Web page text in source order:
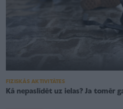
FIZISKĀS AKTIVITĀTES
Kā nepaslīdēt uz ielas? Ja tomēr